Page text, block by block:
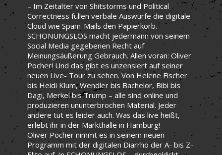
– Im Zeitalter von Shitstorms und Political
Correctness füllen verbale Auswürfe die digitale
Cloud wie Spam-Mails den Papierkorb.
SCHONUNGSLOS macht jedermann von seinem
Social Media gegebenen Recht auf
Meinungsäußerung Gebrauch. Allen voran: Oliver
Pocher! Und das gibt es unzensiert auf seiner
neuen Live- Tour zu sehen. Von Helene Fischer
bis Heidi Klum, Wendler bis Bachelor, Bibi bis
Dagi, Merkel bis Trump – alle sind online und
produzieren ununterbrochen Material. Jeder
andere tut es leider auch. Was das live heißt,
erlebt ihr in der Markthalle in Hamburg!
Oliver Pocher nimmt es in seinem neuen
Programm mit der digitalen Diarrhö der A- bis Z-